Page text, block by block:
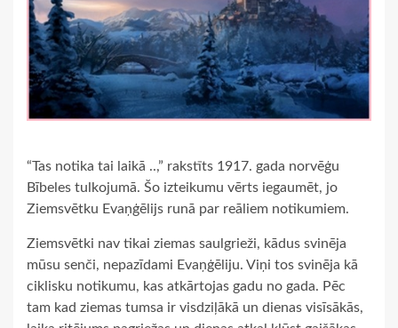
“Tas notika tai laikā ..,” rakstīts 1917. gada norvēģu
Bībeles tulkojumā. Šo izteikumu vērts iegaumēt, jo
Ziemsvētku Evaņģēlijs runā par reāliem notikumiem.
Ziemsvētki nav tikai ziemas saulgrieži, kādus svinēja
mūsu senči, nepazīdami Evaņģēliju. Viņi tos svinēja kā
ciklisku notikumu, kas atkārtojas gadu no gada. Pēc
tam kad ziemas tumsa ir visdziļākā un dienas visīsākās,